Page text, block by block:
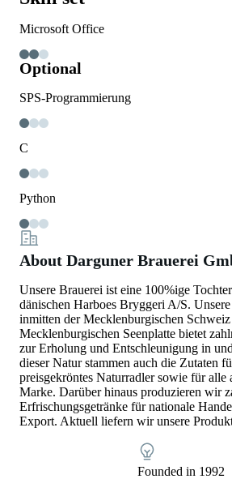
Microsoft Office
Optional
SPS-Programmierung
C
Python
About Darguner Brauerei
Unsere Brauerei ist eine 100%ige
dänischen Harboes Bryggeri A/S.
inmitten der Mecklenburgischen
Mecklenburgischen Seenplatte bietet
zur Erholung und Entschleunigung in
dieser Natur stammen auch die Zutaten
preisgekröntes Naturradler sowie für alle
Marke. Darüber hinaus produzieren wir
Erfrischungsgetränke für nationale
Export. Aktuell liefern wir unsere
Founded in 1992